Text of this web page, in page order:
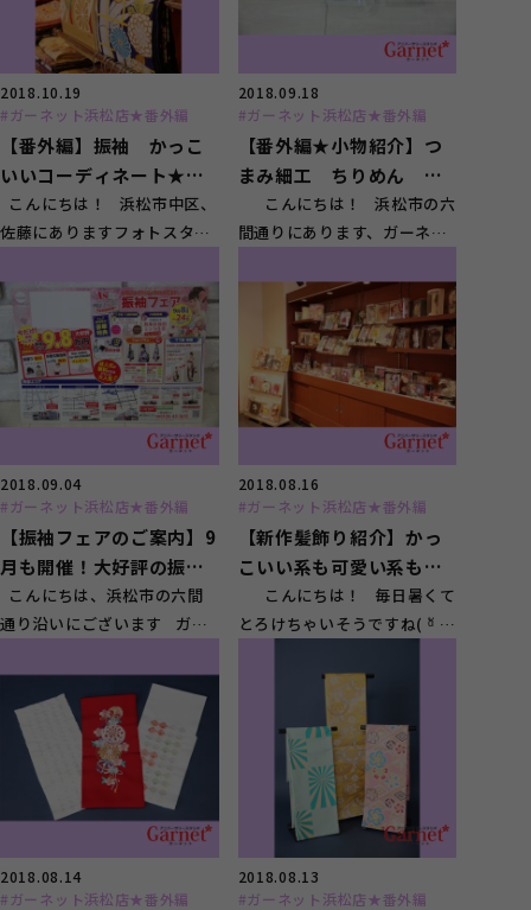
2018.10.19
#ガーネット浜松店★番外編
【番外編】振袖 かっこ
いいコーディネート★新
作紹介！
こんにちは！ 浜松市中区、
佐藤にありますフォトスタジ
&...
2018.09.18
#ガーネット浜松店★番外編
【番外編★小物紹介】つ
まみ細工 ちりめん 髪
飾り 飾りつきの衿
こんにちは！ 浜松市の六
間通りにあります、ガーネッ
2018.09.04
#ガーネット浜松店★番外編
【振袖フェアのご案内】9
月も開催！大好評の振袖
フェア 事前の予約で更
にお得★
こんにちは、浜松市の六間
通り沿いにございます ガー
2018.08.16
#ガーネット浜松店★番外編
【新作髪飾り紹介】かっ
こいい系も可愛い系も盛
りだくさん！！
こんにちは！ 毎日暑くて
とろけちゃいそうですね( ᵅั ᴈ
2018.08.14
#ガーネット浜松店★番外編
2018.08.13
#ガーネット浜松店★番外編